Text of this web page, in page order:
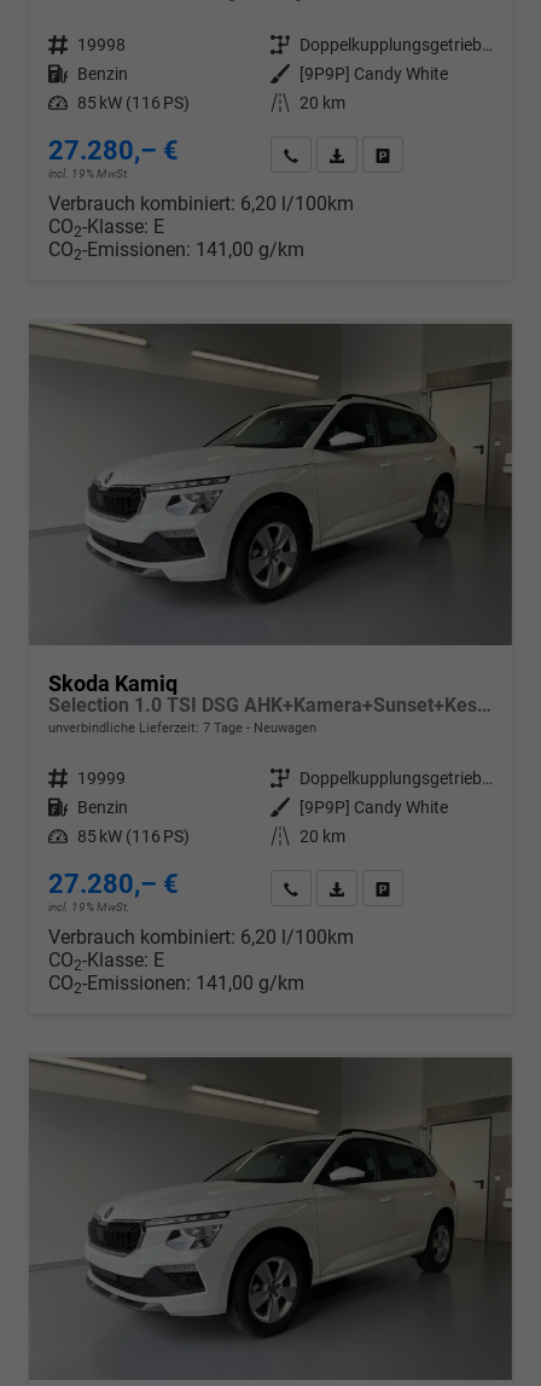
Fahrzeugnr. 19998 Getriebe
Doppelkupplungsgetriebe (DSG)
Kraftstoff Benzin Außenfarbe
[9P9P] Candy White
Leistung 85 kW (116 PS) Kilometerstand 20 km
27.280,– €
incl. 19% MwSt.
Wir rufen Sie anPDF-Datei, Fahrzeugexposé
Verbrauch kombiniert: 6,20 l/100km
CO2-Klasse: E
CO2-Emissionen: 141,00 g/km
Skoda Kamiq
Selection 1.0 TSI DSG AHK+Kamera+Sunset+Kessy+AppConnect+Sitzheiz+Alu16+GV5
unverbindliche Lieferzeit: 7 Tage Neuwagen
Fahrzeugnr. 19999 Getriebe
Doppelkupplungsgetriebe (DSG)
Kraftstoff Benzin Außenfarbe
[9P9P] Candy White
Leistung 85 kW (116 PS) Kilometerstand 20 km
27.280,– €
incl. 19% MwSt.
Wir rufen Sie anPDF-Datei, Fahrzeugexposé
Verbrauch kombiniert: 6,20 l/100km
CO2-Klasse: E
CO2-Emissionen: 141,00 g/km